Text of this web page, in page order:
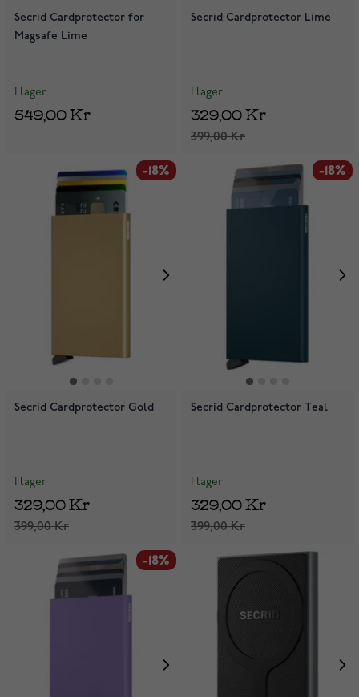
Secrid Cardprotector for
Magsafe Lime
I lager
549,00 Kr
Secrid Cardprotector Lime
I lager
399,00 Kr
329,00 Kr
-18%
Secrid Cardprotector Gold
I lager
399,00 Kr
329,00 Kr
-18%
Secrid Cardprotector Teal
I lager
399,00 Kr
329,00 Kr
-18%